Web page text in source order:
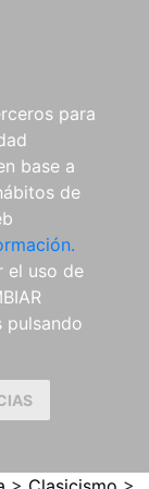
para
base a
de
el uso de
pulsando